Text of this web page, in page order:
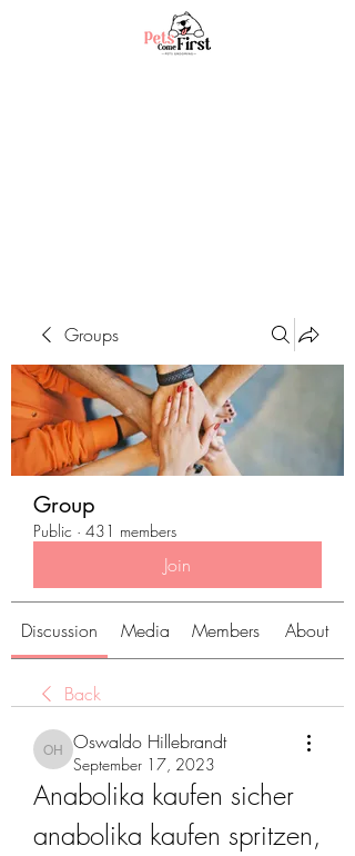
Groups
Group
Public · 431 members
Join
Discussion Media Members About
Back
Oswaldo Hillebrandt
Oswaldo Hillebrandt
September 17, 2023
Anabolika kaufen sicher
anabolika kaufen spritzen,